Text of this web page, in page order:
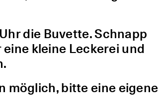
die Buvette. Schnapp
kleine Leckerei und
möglich, bitte eine eigene